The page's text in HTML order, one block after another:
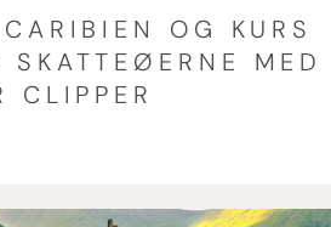
OG KURS
SKATTEØERNE MED
CLIPPER